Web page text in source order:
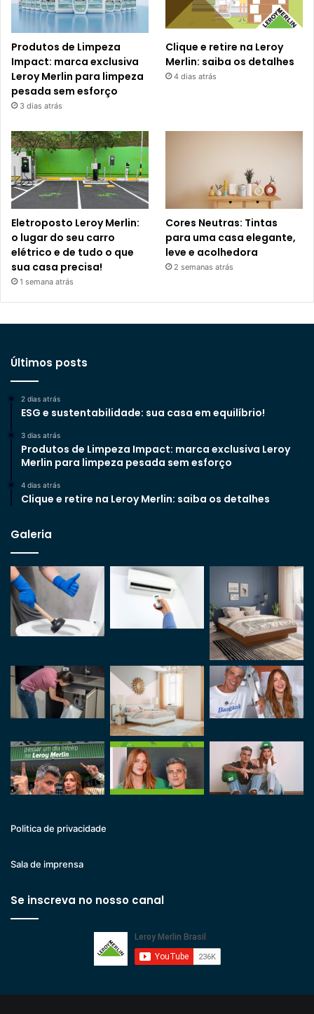
Produtos de Limpeza
Impact: marca exclusiva
Leroy Merlin para limpeza
pesada sem esforço
3 dias atrás
Clique e retire na Leroy
Merlin: saiba os detalhes
4 dias atrás
Eletroposto Leroy Merlin:
o lugar do seu carro
elétrico e de tudo o que
sua casa precisa!
1 semana atrás
Cores Neutras: Tintas
para uma casa elegante,
leve e acolhedora
2 semanas atrás
Últimos posts
2 dias atrás
ESG e sustentabilidade: sua casa em equilíbrio!
3 dias atrás
Produtos de Limpeza Impact: marca exclusiva Leroy
Merlin para limpeza pesada sem esforço
4 dias atrás
Clique e retire na Leroy Merlin: saiba os detalhes
Galeria
Politica de privacidade
Sala de imprensa
Se inscreva no nosso canal